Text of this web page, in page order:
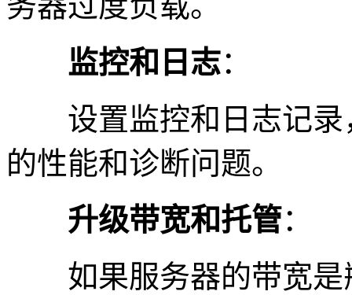
监控和日志：
设置监控和日志记录
的性能和诊断问题。
升级带宽和托管：
如果服务器的带宽是